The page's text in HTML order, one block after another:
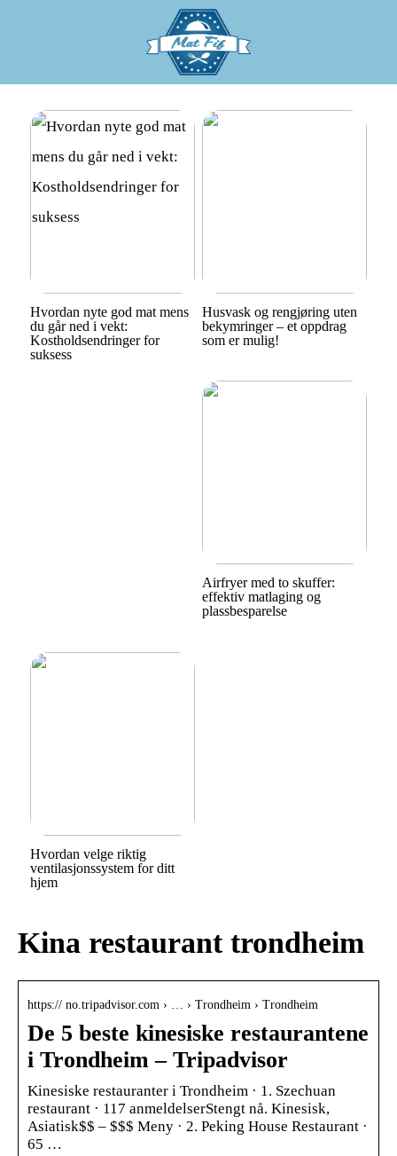
Hvordan nyte god mat mens
du går ned i vekt:
Kostholdsendringer for
suksess
Husvask og rengjøring uten
bekymringer – et oppdrag
som er mulig!
Airfryer med to skuffer:
effektiv matlaging og
plassbesparelse
Hvordan velge riktig
ventilasjonssystem for ditt
hjem
Kina restaurant trondheim
https:// no.tripadvisor.com › … › Trondheim › Trondheim
De 5 beste kinesiske restaurantene
i Trondheim – Tripadvisor
Kinesiske restauranter i Trondheim · 1. Szechuan
restaurant · 117 anmeldelserStengt nå. Kinesisk,
Asiatisk$$ – $$$ Meny · 2. Peking House Restaurant ·
65 …